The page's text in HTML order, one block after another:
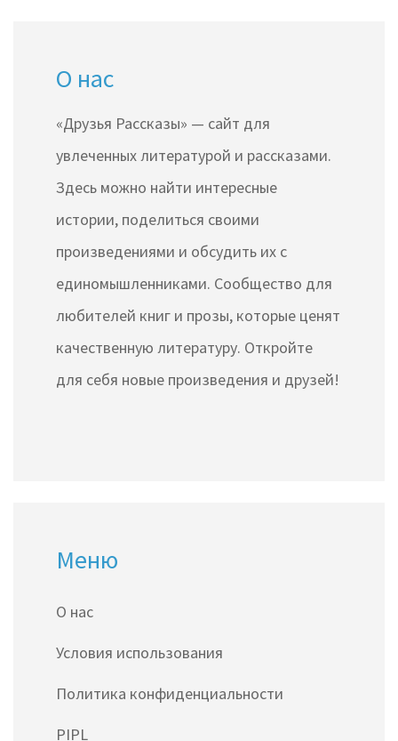
О нас
«Друзья Рассказы» — сайт для
увлеченных литературой и рассказами.
Здесь можно найти интересные
истории, поделиться своими
произведениями и обсудить их с
единомышленниками. Сообщество для
любителей книг и прозы, которые ценят
качественную литературу. Откройте
для себя новые произведения и друзей!
Меню
О нас
Условия использования
Политика конфиденциальности
PIPL